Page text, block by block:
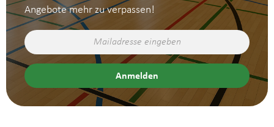
Angebote mehr zu verpassen!